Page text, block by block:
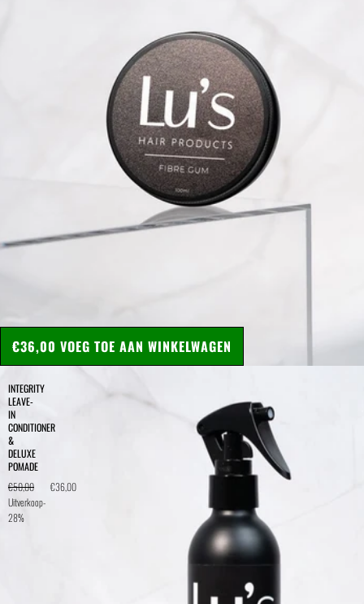
INTEGRITY
LEAVE-
IN
CONDITIONER
&
DELUXE
POMADE
€50,00
€36,00
Uitverkoop-
28%
€36,00 VOEG TOE AAN WINKELWAGEN